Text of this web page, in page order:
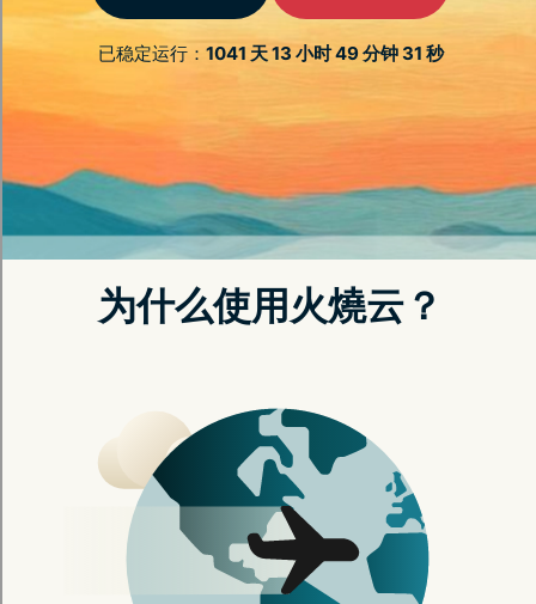
飞驰加速客户端|飞驰加速|飞驰加速最
新版本下载
目前的连线似乎不太稳定，导致内容无法正常显示。
还请您尝试重新整理，或是稍待片刻。
返回首页